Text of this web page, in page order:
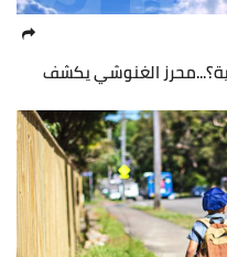
الغنوشي يكشف